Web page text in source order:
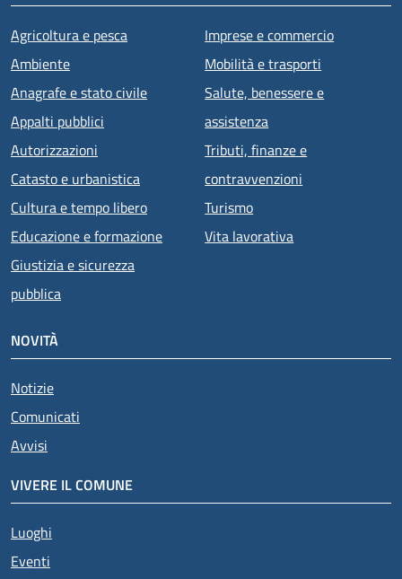
Agricoltura e pesca
Ambiente
Anagrafe e stato civile
Appalti pubblici
Autorizzazioni
Catasto e urbanistica
Cultura e tempo libero
Educazione e formazione
Giustizia e sicurezza
pubblica
Imprese e commercio
Mobilità e trasporti
Salute, benessere e
assistenza
Tributi, finanze e
contravvenzioni
Turismo
Vita lavorativa
NOVITÀ
Notizie
Comunicati
Avvisi
VIVERE IL COMUNE
Luoghi
Eventi